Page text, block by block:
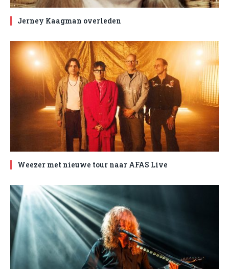
Jerney Kaagman overleden
Weezer met nieuwe tour naar AFAS Live